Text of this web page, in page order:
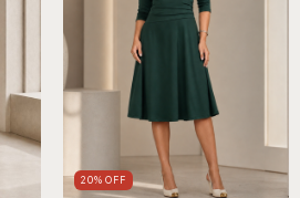
20% OFF